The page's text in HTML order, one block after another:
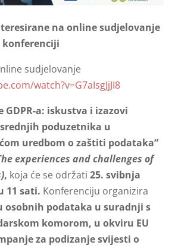
na online sudjelovanje
sudjelovanje
watch?v=G7aIsgJjJI8
GDPR-a: iskustva i izazovi
poduzetnika u
uredbom o zaštiti podataka“
experiences and challenges of
, koja će se održati 25. svibnja
11 sati. Konferenciju organizira
osobnih podataka u suradnji s
komorom, u okviru EU
za podizanje svijesti o